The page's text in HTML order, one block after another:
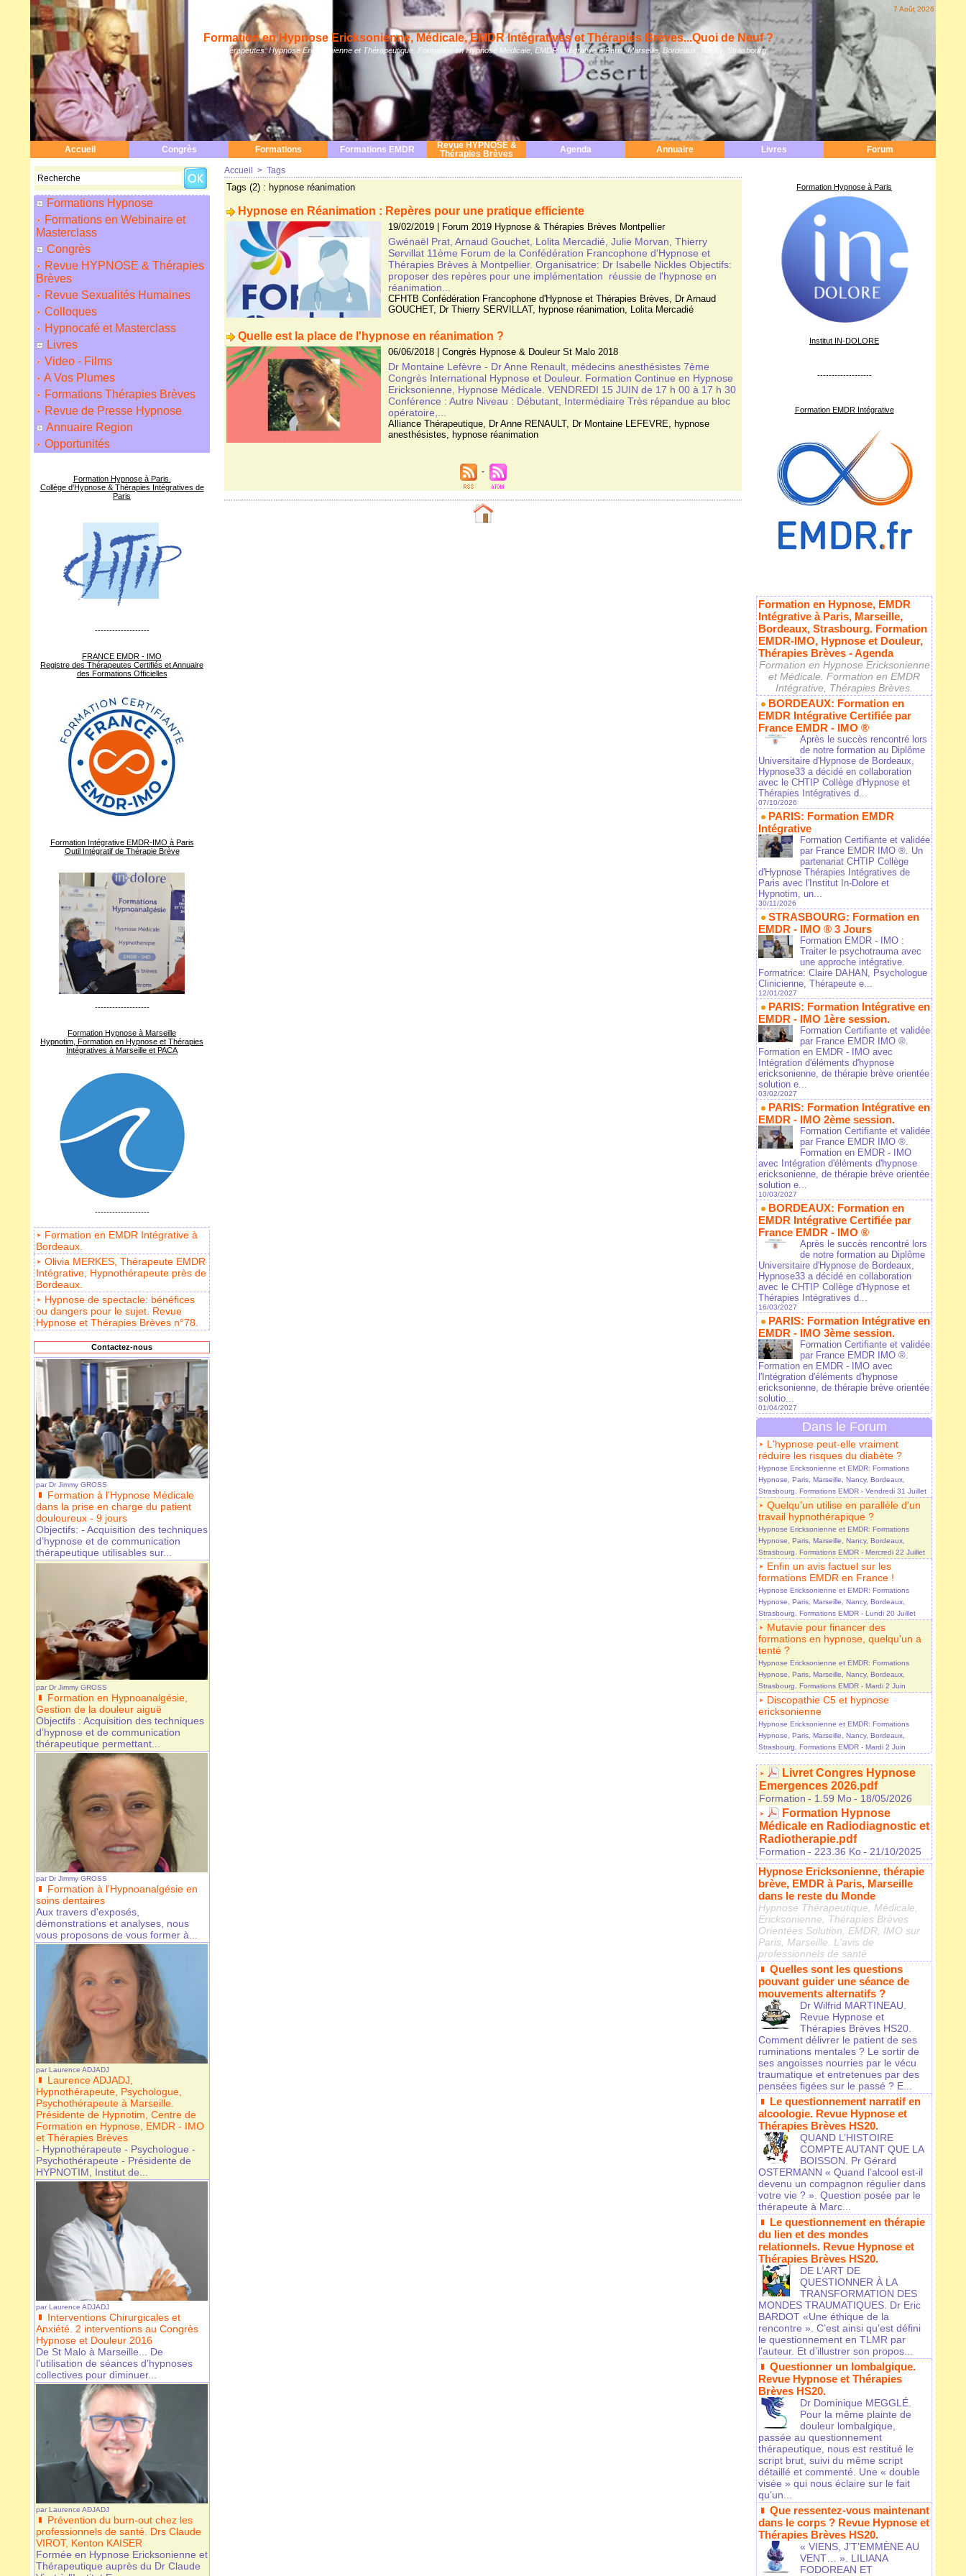
7 Août 2026
Formation en Hypnose Ericksonienne, Médicale, EMDR Intégratives et Thérapies Brèves...Quoi de Neuf ?
Hypnothérapeutes: Hypnose Ericksonienne et Thérapeutique. Formation en Hypnose Médicale, EMDR Intégrative à Paris, Marseille, Bordeaux, Nancy, Strasbourg
Accueil Congrès Formations Formations EMDR
Revue HYPNOSE &
Thérapies Brèves
Agenda Annuaire Livres Forum
Formations Hypnose
Formations en Webinaire et
Masterclass
Congrès
Revue HYPNOSE & Thérapies
Brèves
Revue Sexualités Humaines
Colloques
Hypnocafé et Masterclass
Livres
Video - Films
A Vos Plumes
Formations Thérapies Brèves
Revue de Presse Hypnose
Annuaire Region
Opportunités
Formation Hypnose à Paris.
Collège d'Hypnose & Thérapies Intégratives de
Paris
-------------------
FRANCE EMDR - IMO
Registre des Thérapeutes Certifiés et Annuaire
des Formations Officielles
Formation Intégrative EMDR-IMO à Paris
Outil Intégratif de Thérapie Brève
-------------------
Formation Hypnose à Marseille
Hypnotim, Formation en Hypnose et Thérapies
Intégratives à Marseille et PACA
-------------------
Formation en EMDR Intégrative à
Bordeaux.
Olivia MERKES, Thérapeute EMDR
Intégrative, Hypnothérapeute près de
Bordeaux.
Hypnose de spectacle: bénéfices
ou dangers pour le sujet. Revue
Hypnose et Thérapies Brèves n°78.
Contactez-nous
par Dr Jimmy GROSS
Formation à l’Hypnose Médicale
dans la prise en charge du patient
douloureux - 9 jours
Objectifs: - Acquisition des techniques
d’hypnose et de communication
thérapeutique utilisables sur...
par Dr Jimmy GROSS
Formation en Hypnoanalgésie,
Gestion de la douleur aiguë
Objectifs : Acquisition des techniques
d’hypnose et de communication
thérapeutique permettant...
par Dr Jimmy GROSS
Formation à l’Hypnoanalgésie en
soins dentaires
Aux travers d'exposés,
démonstrations et analyses, nous
vous proposons de vous former à...
par Laurence ADJADJ
Laurence ADJADJ,
Hypnothérapeute, Psychologue,
Psychothérapeute à Marseille.
Présidente de Hypnotim, Centre de
Formation en Hypnose, EMDR - IMO
et Thérapies Brèves
- Hypnothérapeute - Psychologue -
Psychothérapeute - Présidente de
HYPNOTIM, Institut de...
par Laurence ADJADJ
Interventions Chirurgicales et
Anxiété. 2 interventions au Congrès
Hypnose et Douleur 2016
De St Malo à Marseille... De
l'utilisation de séances d'hypnoses
collectives pour diminuer...
par Laurence ADJADJ
Prévention du burn-out chez les
professionnels de santé. Drs Claude
VIROT, Kenton KAISER
Formée en Hypnose Ericksonienne et
Thérapeutique auprès du Dr Claude
Accueil > Tags
Tags (2) : hypnose réanimation
Hypnose en Réanimation : Repères pour une pratique efficiente
19/02/2019 Forum 2019 Hypnose & Thérapies Brèves Montpellier
Gwénaël Prat, Arnaud Gouchet, Lolita Mercadié, Julie Morvan, Thierry
Servillat 11ème Forum de la Confédération Francophone d'Hypnose et
Thérapies Brèves à Montpellier. Organisatrice: Dr Isabelle Nickles Objectifs:
proposer des repères pour une implémentation réussie de l'hypnose en
réanimation...
CFHTB Confédération Francophone d'Hypnose et Thérapies Brèves, Dr Arnaud
GOUCHET, Dr Thierry SERVILLAT, hypnose réanimation, Lolita Mercadié
Quelle est la place de l'hypnose en réanimation ?
06/06/2018 Congrès Hypnose & Douleur St Malo 2018
Dr Montaine Lefèvre - Dr Anne Renault, médecins anesthésistes 7ème
Congrès International Hypnose et Douleur. Formation Continue en Hypnose
Ericksonienne, Hypnose Médicale. VENDREDI 15 JUIN de 17 h 00 à 17 h 30
Conférence : Autre Niveau : Débutant, Intermédiaire Très répandue au bloc
opératoire,...
Alliance Thérapeutique, Dr Anne RENAULT, Dr Montaine LEFEVRE, hypnose
anesthésistes, hypnose réanimation
Formation Hypnose à Paris
Institut IN-DOLORE
-------------------
Formation EMDR Intégrative
Formation en Hypnose, EMDR
Intégrative à Paris, Marseille,
Bordeaux, Strasbourg. Formation
EMDR-IMO, Hypnose et Douleur,
Thérapies Brèves - Agenda
Formation en Hypnose Ericksonienne
et Médicale. Formation en EMDR
Intégrative, Thérapies Brèves.
BORDEAUX: Formation en
EMDR Intégrative Certifiée par
France EMDR - IMO ®
Après le succès rencontré lors
de notre formation au Diplôme
Universitaire d'Hypnose de Bordeaux,
Hypnose33 a décidé en collaboration
avec le CHTIP Collège d'Hypnose et
Thérapies Intégratives d...
07/10/2026
PARIS: Formation EMDR
Intégrative
Formation Certifiante et validée
par France EMDR IMO ®. Un
partenariat CHTIP Collège
d'Hypnose Thérapies Intégratives de
Paris avec l'Institut In-Dolore et
Hypnotim, un...
30/11/2026
STRASBOURG: Formation en
EMDR - IMO ® 3 Jours
Formation EMDR - IMO :
Traiter le psychotrauma avec
une approche intégrative.
Formatrice: Claire DAHAN, Psychologue
Clinicienne, Thérapeute e...
12/01/2027
PARIS: Formation Intégrative en
EMDR - IMO 1ère session.
Formation Certifiante et validée
par France EMDR IMO ®.
Formation en EMDR - IMO avec
Intégration d'éléments d'hypnose
ericksonienne, de thérapie brève orientée
solution e...
03/02/2027
PARIS: Formation Intégrative en
EMDR - IMO 2ème session.
Formation Certifiante et validée
par France EMDR IMO ®.
Formation en EMDR - IMO
avec Intégration d'éléments d'hypnose
ericksonienne, de thérapie brève orientée
solution e...
10/03/2027
BORDEAUX: Formation en
EMDR Intégrative Certifiée par
France EMDR - IMO ®
Après le succès rencontré lors
de notre formation au Diplôme
Universitaire d'Hypnose de Bordeaux,
Hypnose33 a décidé en collaboration
avec le CHTIP Collège d'Hypnose et
Thérapies Intégratives d...
16/03/2027
PARIS: Formation Intégrative en
EMDR - IMO 3ème session.
Formation Certifiante et validée
par France EMDR IMO ®.
Formation en EMDR - IMO avec
l'Intégration d'éléments d'hypnose
ericksonienne, de thérapie brève orientée
solutio...
01/04/2027
Dans le Forum
L'hypnose peut-elle vraiment
réduire les risques du diabète ?
Hypnose Ericksonienne et EMDR: Formations
Hypnose, Paris, Marseille, Nancy, Bordeaux,
Strasbourg. Formations EMDR - Vendredi 31 Juillet
Quelqu'un utilise en parallèle d'un
travail hypnothérapique ?
Hypnose Ericksonienne et EMDR: Formations
Hypnose, Paris, Marseille, Nancy, Bordeaux,
Strasbourg. Formations EMDR - Mercredi 22 Juillet
Enfin un avis factuel sur les
formations EMDR en France !
Hypnose Ericksonienne et EMDR: Formations
Hypnose, Paris, Marseille, Nancy, Bordeaux,
Strasbourg. Formations EMDR - Lundi 20 Juillet
Mutavie pour financer des
formations en hypnose, quelqu'un a
tenté ?
Hypnose Ericksonienne et EMDR: Formations
Hypnose, Paris, Marseille, Nancy, Bordeaux,
Strasbourg. Formations EMDR - Mardi 2 Juin
Discopathie C5 et hypnose
ericksonienne
Hypnose Ericksonienne et EMDR: Formations
Hypnose, Paris, Marseille, Nancy, Bordeaux,
Strasbourg. Formations EMDR - Mardi 2 Juin
Livret Congres Hypnose
Emergences 2026.pdf
Formation - 1.59 Mo- 18/05/2026
Formation Hypnose
Médicale en Radiodiagnostic et
Radiotherapie.pdf
Formation - 223.36 Ko- 21/10/2025
Hypnose Ericksonienne, thérapie
brève, EMDR à Paris, Marseille
dans le reste du Monde
Hypnose Thérapeutique, Médicale,
Ericksonienne, Thérapies Brèves
Orientées Solution, EMDR, IMO sur
Paris, Marseille. L'avis de
professionnels de santé
Quelles sont les questions
pouvant guider une séance de
mouvements alternatifs ?
Dr Wilfrid MARTINEAU.
Revue Hypnose et
Thérapies Brèves HS20.
Comment délivrer le patient de ses
ruminations mentales ? Le sortir de
ses angoisses nourries par le vécu
traumatique et entretenues par des
pensées figées sur le passé ? E...
Le questionnement narratif en
alcoologie. Revue Hypnose et
Thérapies Brèves HS20.
QUAND L’HISTOIRE
COMPTE AUTANT QUE LA
BOISSON. Pr Gérard
OSTERMANN « Quand l’alcool est-il
devenu un compagnon régulier dans
votre vie ? ». Question posée par le
thérapeute à Marc...
Le questionnement en thérapie
du lien et des mondes
relationnels. Revue Hypnose et
Thérapies Brèves HS20.
DE L’ART DE
QUESTIONNER À LA
TRANSFORMATION DES
MONDES TRAUMATIQUES. Dr Eric
BARDOT «Une éthique de la
rencontre ». C’est ainsi qu’est défini
le questionnement en TLMR par
l’auteur. Et d’illustrer son propos...
Questionner un lombalgique.
Revue Hypnose et Thérapies
Brèves HS20.
Dr Dominique MEGGLÉ.
Pour la même plainte de
douleur lombalgique,
passée au questionnement
thérapeutique, nous est restitué le
script brut, suivi du même script
détaillé et commenté. Une « double
visée » qui nous éclaire sur le fait
qu’un...
Que ressentez-vous maintenant
dans le corps ? Revue Hypnose et
Thérapies Brèves HS20.
« VIENS, J’T’EMMÈNE AU
VENT… ». LILIANA
FODOREAN ET